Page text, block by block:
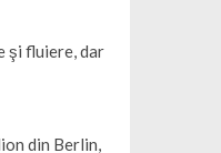
şi fluiere, dar
din Berlin,